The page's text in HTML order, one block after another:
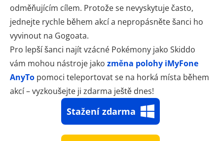
odměňujícím cílem. Protože se nevyskytuje často,
jednejte rychle během akcí a nepropásněte šanci ho
vyvinout na Gogoata.
Pro lepší šanci najít vzácné Pokémony jako Skiddo
vám mohou nástroje jako změna polohy iMyFone
AnyTo pomoci teleportovat se na horká místa během
akcí – vyzkoušejte ji zdarma ještě dnes!
Stažení zdarma